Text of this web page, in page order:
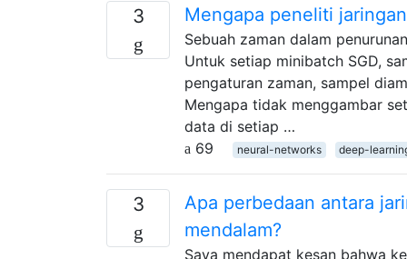
3 Mengapa peneliti
Sebuah zaman dalam
Untuk setiap minibatch SGD,
pengaturan zaman, sampel
Mengapa tidak menggambar
data di setiap …
69
neural-networks deep-
3
Apa perbedaan antara
mendalam?
Saya mendapat kesan bahwa